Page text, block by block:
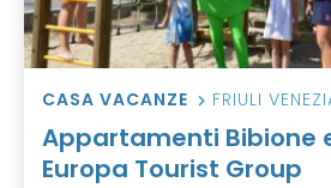
CASA VACANZE FRIULI
Appartamenti Bibione
Europa Tourist Group